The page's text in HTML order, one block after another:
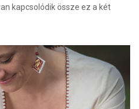
kapcsolódik össze ez a két